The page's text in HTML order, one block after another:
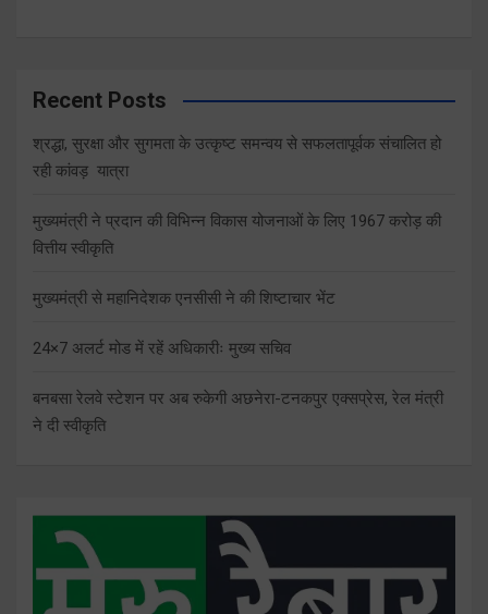
Recent Posts
श्रद्धा, सुरक्षा और सुगमता के उत्कृष्ट समन्वय से सफलतापूर्वक संचालित हो
रही कांवड़ यात्रा
मुख्यमंत्री ने प्रदान की विभिन्न विकास योजनाओं के लिए 1967 करोड़ की
वित्तीय स्वीकृति
मुख्यमंत्री से महानिदेशक एनसीसी ने की शिष्टाचार भेंट
24×7 अलर्ट मोड में रहें अधिकारीः मुख्य सचिव
बनबसा रेलवे स्टेशन पर अब रुकेगी अछनेरा-टनकपुर एक्सप्रेस, रेल मंत्री
ने दी स्वीकृति